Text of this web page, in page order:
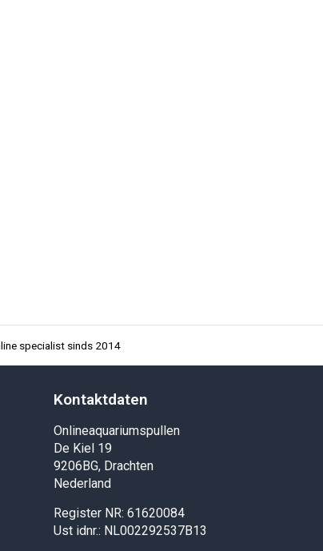
specialist sinds 2014
Kontaktdaten
Onlineaquariumspullen
De Kiel 19
9206BG, Drachten
Nederland
Register NR: 61620084
Ust idnr.: NL002292537B13